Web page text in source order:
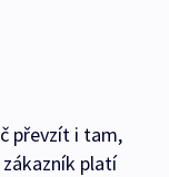
převzít i tam,
platí